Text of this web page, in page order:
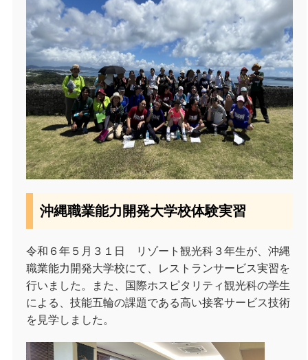
沖縄職業能力開発大学校体験実習
令和６年５月３１日 リゾート観光科３年生が、沖縄
職業能力開発大学校にて、レストランサービス実習を
行いました。また、国際ホスピタリティ観光科の学生
による、技能五輪の課題である高い接客サービス技術
を見学しました。